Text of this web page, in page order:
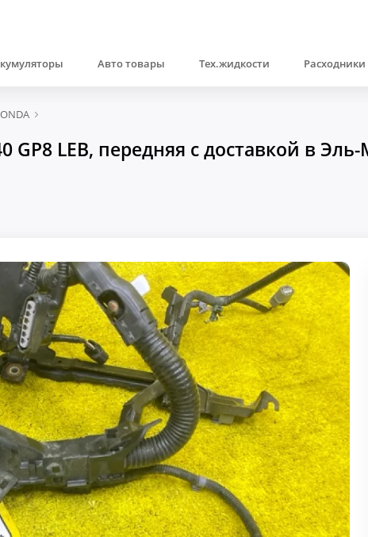
Авто товары Тех.жидкости
GP8 LEB, передняя с доставкой в